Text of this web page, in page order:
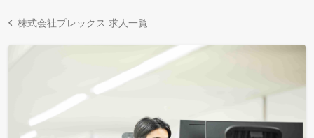
株式会社プレックス 求人一覧